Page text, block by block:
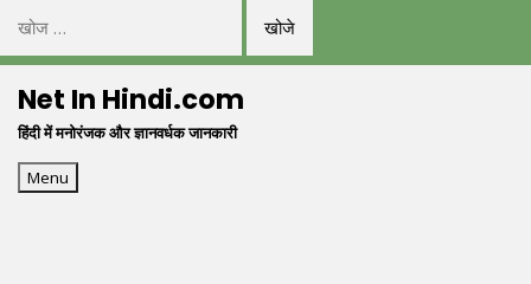
निम्न
को
खोजें:Net In Hindi.com
हिंदी में मनोरंजक और ज्ञानवर्धक जानकारी
Menu